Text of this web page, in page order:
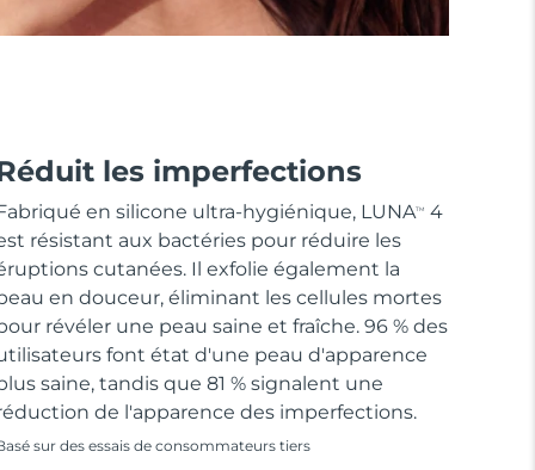
les imperfections
en silicone ultra-hygiénique, LUNATM
4
résistant aux bactéries pour réduire les
cutanées. Il exfolie également la
en douceur, éliminant les cellules mortes
révéler une peau saine et fraîche. 96 % des
font état d'une peau d'apparence
saine, tandis que 81 % signalent une
de l'apparence des imperfections.
sur des essais de consommateurs tiers